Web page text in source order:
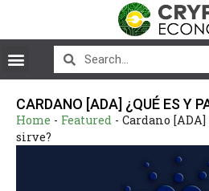
CARDANO [ADA] ¿QUÉ ES Y
Home - Featured - Cardano [ADA]
sirve?